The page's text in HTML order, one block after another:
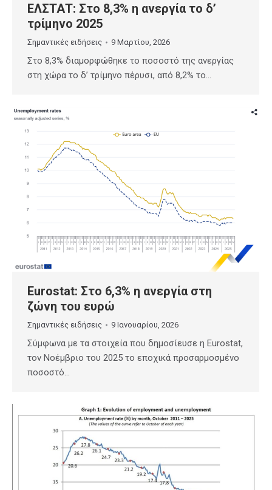
ΕΛΣΤΑΤ: Στο 8,3% η ανεργία το δ’
τρίμηνο 2025
Σημαντικές ειδήσεις 9 Μαρτίου, 2026
Στο 8,3% διαμορφώθηκε το ποσοστό της ανεργίας
στη χώρα το δ’ τρίμηνο πέρυσι, από 8,2% το…
Eurostat: Στο 6,3% η ανεργία στη
ζώνη του ευρώ
Σημαντικές ειδήσεις 9 Ιανουαρίου, 2026
Σύμφωνα με τα στοιχεία που δημοσίευσε η Eurostat,
τον Νοέμβριο του 2025 το εποχικά προσαρμοσμένο
ποσοστό…